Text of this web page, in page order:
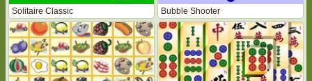
Solitaire Classic Bubble Shooter